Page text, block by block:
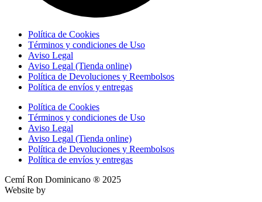
Política de Cookies
Términos y condiciones de Uso
Aviso Legal
Aviso Legal (Tienda online)
Política de Devoluciones y Reembolsos
Política de envíos y entregas
Política de Cookies
Términos y condiciones de Uso
Aviso Legal
Aviso Legal (Tienda online)
Política de Devoluciones y Reembolsos
Política de envíos y entregas
Cemí Ron Dominicano ® 2025
Website by